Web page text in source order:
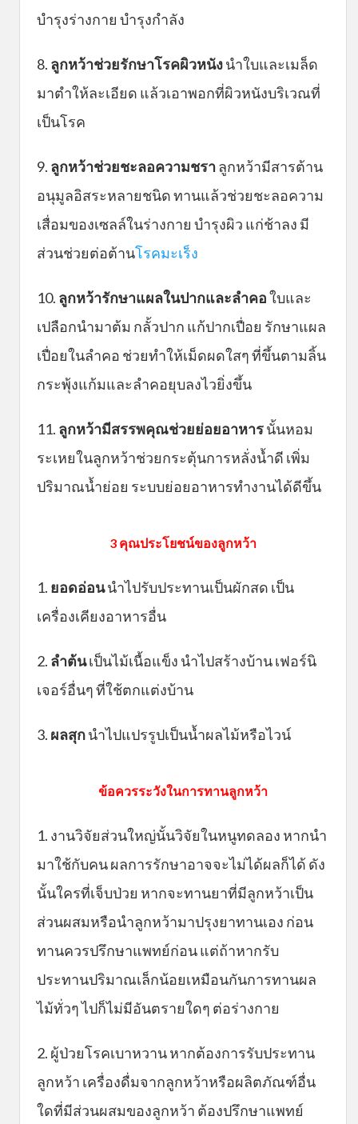
บำรุงร่างกาย บำรุงกำลัง
8. ลูกหว้าช่วยรักษาโรคผิวหนังนำใบและเมล็ด
มาตำให้ละเอียด แล้วเอาพอกที่ผิวหนังบริเวณที่
เป็นโรค
9. ลูกหว้าช่วยชะลอความชราลูกหว้ามีสารต้าน
อนุมูลอิสระหลายชนิด ทานแล้วช่วยชะลอความ
เสื่อมของเซลล์ในร่างกาย บำรุงผิว แก่ช้าลง มี
ส่วนช่วยต่อต้านโรคมะเร็ง
10. ลูกหว้ารักษาแผลในปากและลำคอใบและ
เปลือกนำมาต้ม กลั้วปาก แก้ปากเปื่อย รักษาแผล
เปื่อยในลำคอ ช่วยทำให้เม็ดผดใสๆ ที่ขึ้นตามลิ้น
กระพุ้งแก้มและลำคอยุบลงไวยิ่งขึ้น
11. ลูกหว้ามีสรรพคุณช่วยย่อยอาหารนั้นหอม
ระเหยในลูกหว้าช่วยกระตุ้นการหลั่งน้ำดี เพิ่ม
ปริมาณน้ำย่อย ระบบย่อยอาหารทำงานได้ดีขึ้น
3 คุณประโยชน์ของลูกหว้า
1. ยอดอ่อนนำไปรับประทานเป็นผักสด เป็น
เครื่องเคียงอาหารอื่น
2. ลำต้นเป็นไม้เนื้อแข็ง นำไปสร้างบ้าน เฟอร์นิ
เจอร์อื่นๆ ที่ใช้ตกแต่งบ้าน
3. ผลสุกนำไปแปรรูปเป็นน้ำผลไม้หรือไวน์
ข้อควรระวังในการทานลูกหว้า
1. งานวิจัยส่วนใหญ่นั้นวิจัยในหนูทดลอง หากนำ
มาใช้กับคน ผลการรักษาอาจจะไม่ได้ผลก็ได้ ดัง
นั้นใครที่เจ็บป่วย หากจะทานยาที่มีลูกหว้าเป็น
ส่วนผสมหรือนำลูกหว้ามาปรุงยาทานเอง ก่อน
ทานควรปรึกษาแพทย์ก่อน แต่ถ้าหากรับ
ประทานปริมาณเล็กน้อยเหมือนกันการทานผล
ไม้ทั่วๆ ไปก็ไม่มีอันตรายใดๆ ต่อร่างกาย
2. ผู้ป่วยโรคเบาหวาน หากต้องการรับประทาน
ลูกหว้า เครื่องดื่มจากลูกหว้าหรือผลิตภัณฑ์อื่น
ใดที่มีส่วนผสมของลูกหว้า ต้องปรึกษาแพทย์